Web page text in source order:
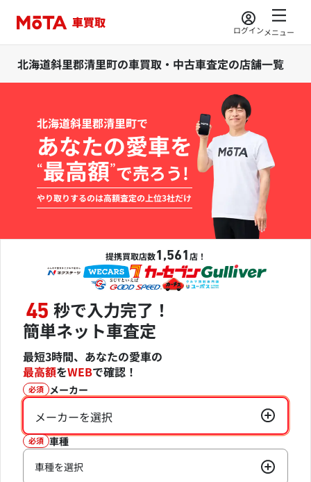
ログインメニュー
北海道斜里郡清里町の車買取・中古車査定の店舗一覧
北海道斜里郡清里町で
あなたの愛車を
“最高額”で売ろう!
やり取りするのは高額査定の上位3社だけ
提携買取店数1,561 店！
45 秒で入力完了！
簡単ネット車査定
最短3時間、あなたの愛車の
最高額をWEBで確認！
必須 メーカー
メーカーを選択
必須 車種
車種を選択